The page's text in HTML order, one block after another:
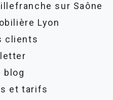
sur Saône
Lyon
clients
blog
et tarifs